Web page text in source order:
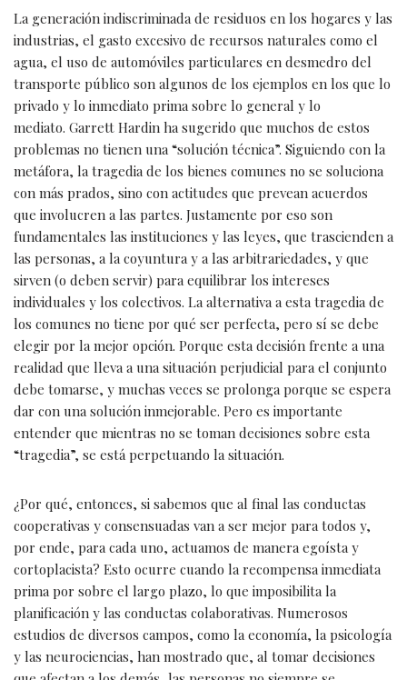
La generación indiscriminada de residuos en los hogares y las
industrias, el gasto excesivo de recursos naturales como el
agua, el uso de automóviles particulares en desmedro del
transporte público son algunos de los ejemplos en los que lo
privado y lo inmediato prima sobre lo general y lo
mediato. Garrett Hardin ha sugerido que muchos de estos
problemas no tienen una “solución técnica”. Siguiendo con la
metáfora, la tragedia de los bienes comunes no se soluciona
con más prados, sino con actitudes que prevean acuerdos
que involucren a las partes. Justamente por eso son
fundamentales las instituciones y las leyes, que trascienden a
las personas, a la coyuntura y a las arbitrariedades, y que
sirven (o deben servir) para equilibrar los intereses
individuales y los colectivos. La alternativa a esta tragedia de
los comunes no tiene por qué ser perfecta, pero sí se debe
elegir por la mejor opción. Porque esta decisión frente a una
realidad que lleva a una situación perjudicial para el conjunto
debe tomarse, y muchas veces se prolonga porque se espera
dar con una solución inmejorable. Pero es importante
entender que mientras no se toman decisiones sobre esta
“tragedia”, se está perpetuando la situación.
¿Por qué, entonces, si sabemos que al final las conductas
cooperativas y consensuadas van a ser mejor para todos y,
por ende, para cada uno, actuamos de manera egoísta y
cortoplacista? Esto ocurre cuando la recompensa inmediata
prima por sobre el largo plazo, lo que imposibilita la
planificación y las conductas colaborativas. Numerosos
estudios de diversos campos, como la economía, la psicología
y las neurociencias, han mostrado que, al tomar decisiones